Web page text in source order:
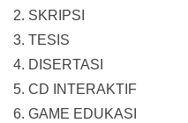
2. SKRIPSI
3. TESIS
4. DISERTASI
5. CD INTERAKTIF
6. GAME EDUKASI